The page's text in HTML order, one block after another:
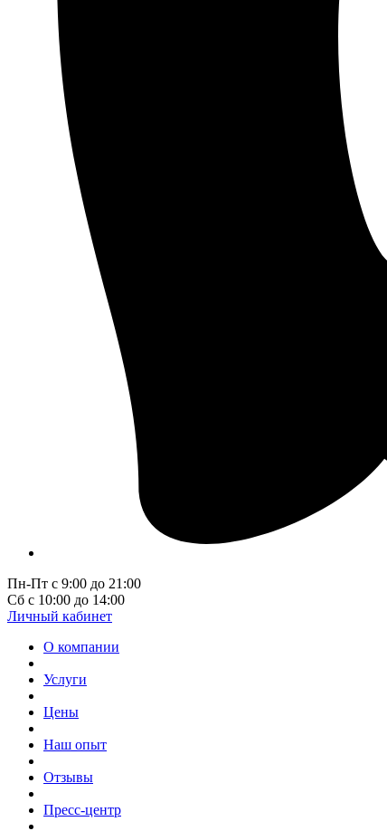
Пн-Пт с 9:00 до 21:00
Сб с 10:00 до 14:00
Личный кабинет
О компании
Услуги
Цены
Наш опыт
Отзывы
Пресс-центр